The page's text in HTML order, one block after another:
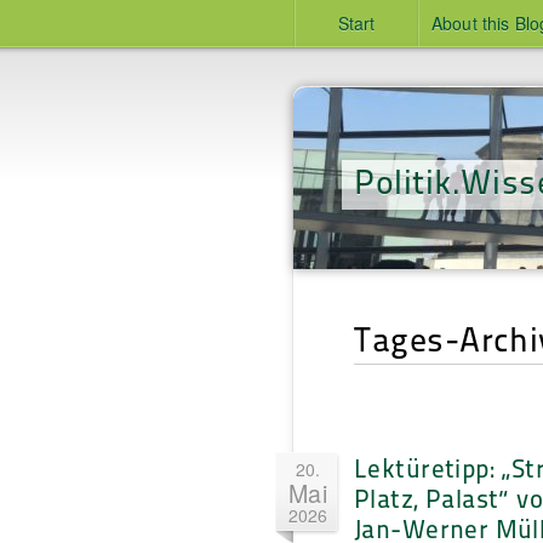
Start About this
Tages-
20.
Mai
2026
Lektüretipp:
Platz, Palast“
Jan-Werner